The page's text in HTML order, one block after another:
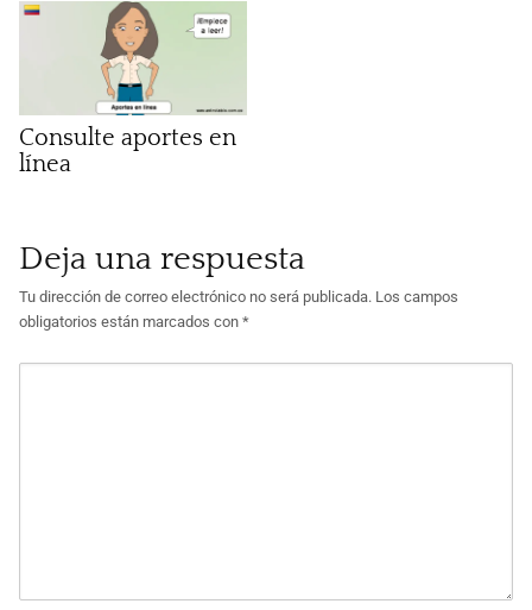
Consulte aportes en
línea
Deja una respuesta
Tu dirección de correo electrónico no será publicada. Los campos
obligatorios están marcados con *